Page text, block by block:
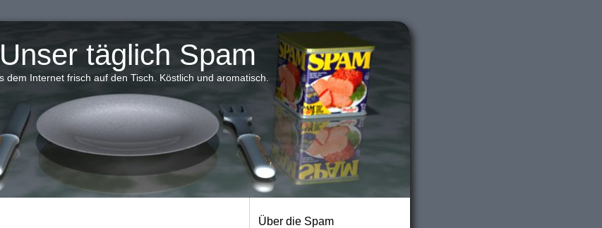
Unser täglich Spam
dem Internet frisch auf den Tisch. Köstlich und aromatisch.
Über die Spam